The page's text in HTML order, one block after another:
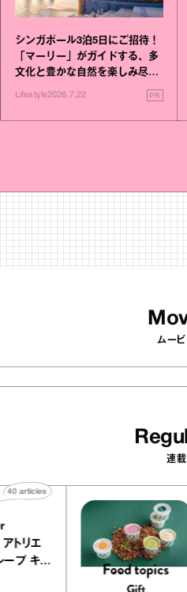
シンガポール3泊5日にご招待！
「マーリー」がガイドする、多
文化と豊かな自然を楽しみ尽く
Lifestyle2026.7.22 PR
ムー
連載
ー アトリエ
クレープ キャ
40articles